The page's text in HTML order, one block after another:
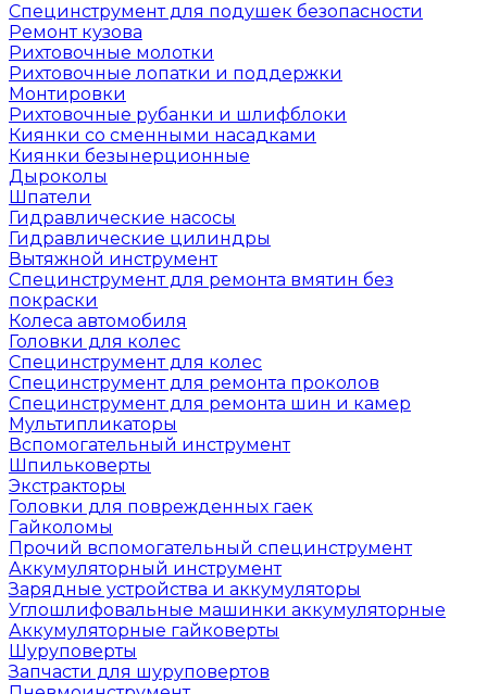
Специнструмент для подушек безопасности
Ремонт кузова
Рихтовочные молотки
Рихтовочные лопатки и поддержки
Монтировки
Рихтовочные рубанки и шлифблоки
Киянки со сменными насадками
Киянки безынерционные
Дыроколы
Шпатели
Гидравлические насосы
Гидравлические цилиндры
Вытяжной инструмент
Специнструмент для ремонта вмятин без
покраски
Колеса автомобиля
Головки для колес
Специнструмент для колес
Специнструмент для ремонта проколов
Специнструмент для ремонта шин и камер
Мультипликаторы
Вспомогательный инструмент
Шпильковерты
Экстракторы
Головки для поврежденных гаек
Гайколомы
Прочий вспомогательный специнструмент
Аккумуляторный инструмент
Зарядные устройства и аккумуляторы
Углошлифовальные машинки аккумуляторные
Аккумуляторные гайковерты
Шуруповерты
Запчасти для шуруповертов